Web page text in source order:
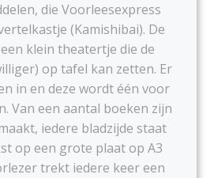
die Voorleesexpress
(Kamishibai). De
klein theatertje die de
op tafel kan zetten. Er
in en deze wordt één voor
Van een aantal boeken zijn
iedere bladzijde staat
op een grote plaat op A3
trekt iedere keer een